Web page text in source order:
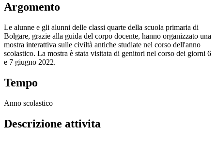
Argomento
Le alunne e gli alunni delle classi quarte della scuola primaria di
Bolgare, grazie alla guida del corpo docente, hanno organizzato una
mostra interattiva sulle civiltà antiche studiate nel corso dell'anno
scolastico. La mostra è stata visitata di genitori nel corso dei giorni 6
e 7 giugno 2022.
Tempo
Anno scolastico
Descrizione attivita